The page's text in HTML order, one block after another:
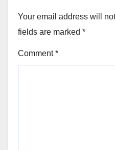
Your email address will
fields are marked *
Comment*